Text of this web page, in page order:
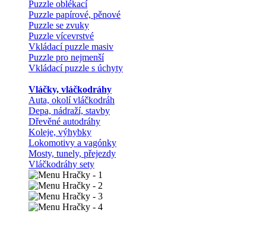
Puzzle oblékací
Puzzle papírové, pěnové
Puzzle se zvuky
Puzzle vícevrstvé
Vkládací puzzle masiv
Puzzle pro nejmenší
Vkládací puzzle s úchyty
Vláčky, vláčkodráhy
Auta, okolí vláčkodráh
Depa, nádraží, stavby
Dřevěné autodráhy
Koleje, výhybky
Lokomotivy a vagónky
Mosty, tunely, přejezdy
Vláčkodráhy sety